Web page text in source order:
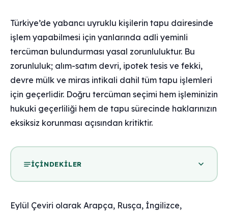
Türkiye’de yabancı uyruklu kişilerin tapu dairesinde
işlem yapabilmesi için yanlarında adli yeminli
tercüman bulundurması yasal zorunluluktur. Bu
zorunluluk; alım-satım devri, ipotek tesis ve fekki,
devre mülk ve miras intikali dahil tüm tapu işlemleri
için geçerlidir. Doğru tercüman seçimi hem işleminizin
hukuki geçerliliği hem de tapu sürecinde haklarınızın
eksiksiz korunması açısından kritiktir.
İÇINDEKILER
Eylül Çeviri olarak Arapça, Rusça, İngilizce,